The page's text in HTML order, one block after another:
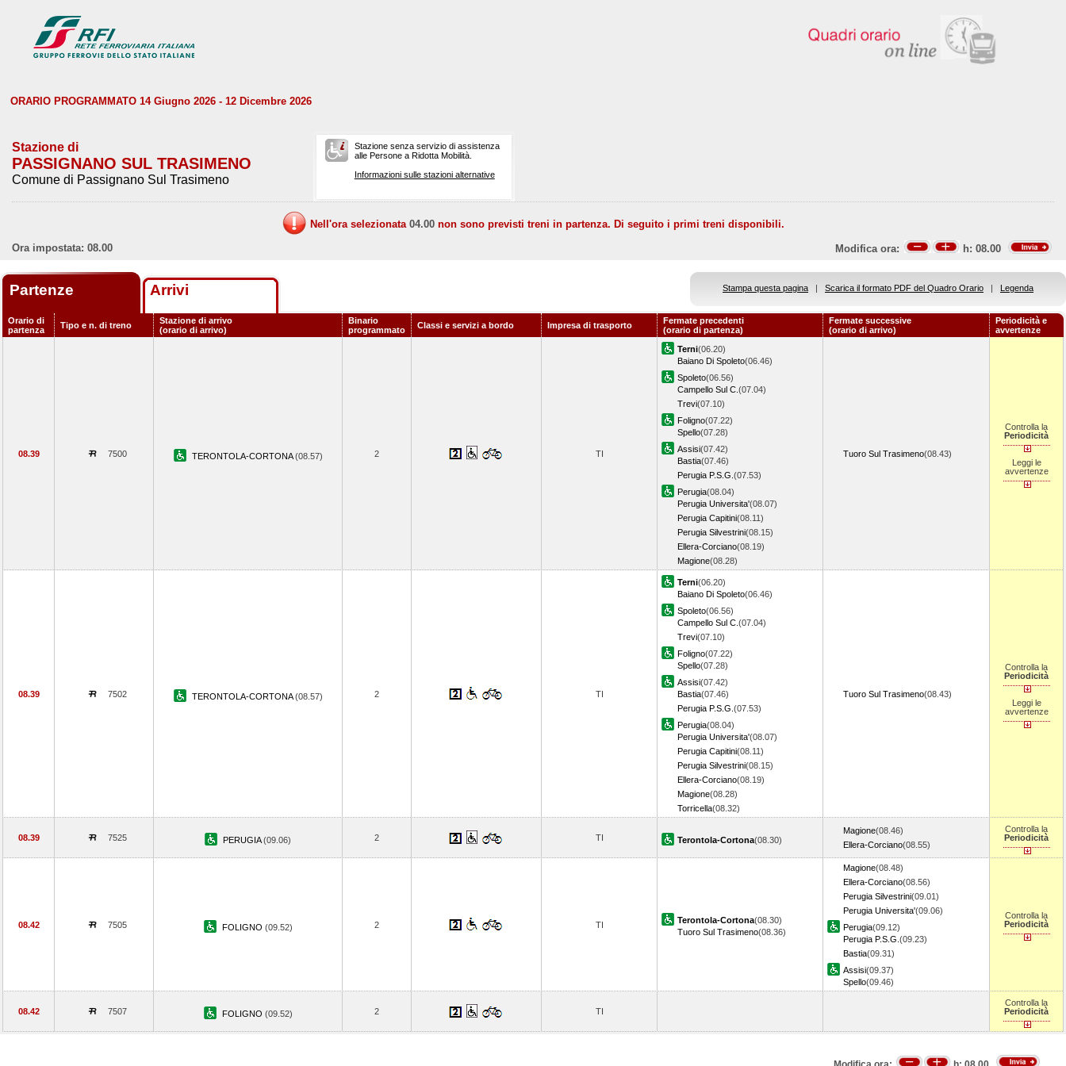
ORARIO PROGRAMMATO 14 Giugno 2026 - 12 Dicembre 2026
Stazione di
PASSIGNANO SUL TRASIMENO
Comune di Passignano Sul Trasimeno
Stazione senza servizio di assistenza
alle Persone a Ridotta Mobilità.
Informazioni sulle stazioni alternative
Nell'ora selezionata 04.00 non sono previsti treni in partenza. Di seguito i primi treni disponibili.
Ora impostata: 08.00
Modifica ora: h: 08.00
Partenze Arrivi Stampa questa pagina | Scarica il formato PDF del Quadro Orario | Legenda
Orario di
partenza
Tipo e n. di treno
Stazione di arrivo
(orario di arrivo)
Binario
programmato
Classi e servizi a bordo Impresa di trasporto
Fermate precedenti
(orario di partenza)
Fermate successive
(orario di arrivo)
Periodicità e
avvertenze
08.39 7500 TERONTOLA-CORTONA(08.57) 2 TI
Terni(06.20)
Baiano Di Spoleto(06.46)
Spoleto(06.56)
Campello Sul C. (07.04)
Trevi(07.10)
Foligno(07.22)
Spello(07.28)
Assisi(07.42)
Bastia(07.46)
Perugia P.S.G. (07.53)
Perugia(08.04)
Perugia Universita'(08.07)
Perugia Capitini(08.11)
Perugia Silvestrini(08.15)
Ellera-Corciano(08.19)
Magione(08.28)
Tuoro Sul Trasimeno(08.43)
Controlla la
Periodicità
Leggi le
avvertenze
08.39 7502 TERONTOLA-CORTONA(08.57) 2 TI
Terni(06.20)
Baiano Di Spoleto(06.46)
Spoleto(06.56)
Campello Sul C. (07.04)
Trevi(07.10)
Foligno(07.22)
Spello(07.28)
Assisi(07.42)
Bastia(07.46)
Perugia P.S.G. (07.53)
Perugia(08.04)
Perugia Universita'(08.07)
Perugia Capitini(08.11)
Perugia Silvestrini(08.15)
Ellera-Corciano(08.19)
Magione(08.28)
Torricella(08.32)
Tuoro Sul Trasimeno(08.43)
Controlla la
Periodicità
Leggi le
avvertenze
08.39 7525 PERUGIA(09.06) 2 TI Terontola-Cortona(08.30)
Magione(08.46)
Ellera-Corciano(08.55)
Controlla la
Periodicità
08.42 7505 FOLIGNO (09.52) 2 TI Terontola-Cortona(08.30)
Tuoro Sul Trasimeno(08.36)
Magione(08.48)
Ellera-Corciano(08.56)
Perugia Silvestrini(09.01)
Perugia Universita'(09.06)
Perugia(09.12)
Perugia P.S.G. (09.23)
Bastia(09.31)
Assisi(09.37)
Spello(09.46)
Controlla la
Periodicità
08.42 7507 FOLIGNO (09.52) 2 TI
Controlla la
Periodicità